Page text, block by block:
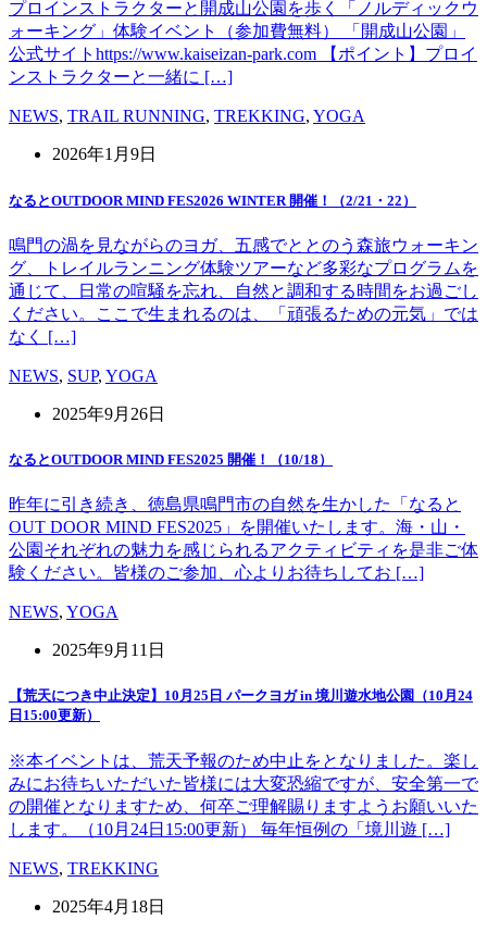
プロインストラクターと開成山公園を歩く「ノルディックウ
ォーキング」体験イベント（参加費無料） 「開成山公園」
公式サイトhttps://www.kaiseizan-park.com 【ポイント】プロイ
ンストラクターと一緒に […]
NEWS, TRAIL RUNNING, TREKKING, YOGA
2026年1月9日
なるとOUTDOOR MIND FES2026 WINTER 開催！（2/21・22）
鳴門の渦を見ながらのヨガ、五感でととのう森旅ウォーキン
グ、トレイルランニング体験ツアーなど多彩なプログラムを
通じて、日常の喧騒を忘れ、自然と調和する時間をお過ごし
ください。ここで生まれるのは、「頑張るための元気」では
なく […]
NEWS, SUP, YOGA
2025年9月26日
なるとOUTDOOR MIND FES2025 開催！（10/18）
昨年に引き続き、徳島県鳴門市の自然を生かした「なると
OUT DOOR MIND FES2025」を開催いたします。海・山・
公園それぞれの魅力を感じられるアクティビティを是非ご体
験ください。皆様のご参加、心よりお待ちしてお […]
NEWS, YOGA
2025年9月11日
【荒天につき中止決定】10月25日 パークヨガ in 境川遊水地公園（10月24
日15:00更新）
※本イベントは、荒天予報のため中止をとなりました。楽し
みにお待ちいただいた皆様には大変恐縮ですが、安全第一で
の開催となりますため、何卒ご理解賜りますようお願いいた
します。（10月24日15:00更新） 毎年恒例の「境川遊 […]
NEWS, TREKKING
2025年4月18日